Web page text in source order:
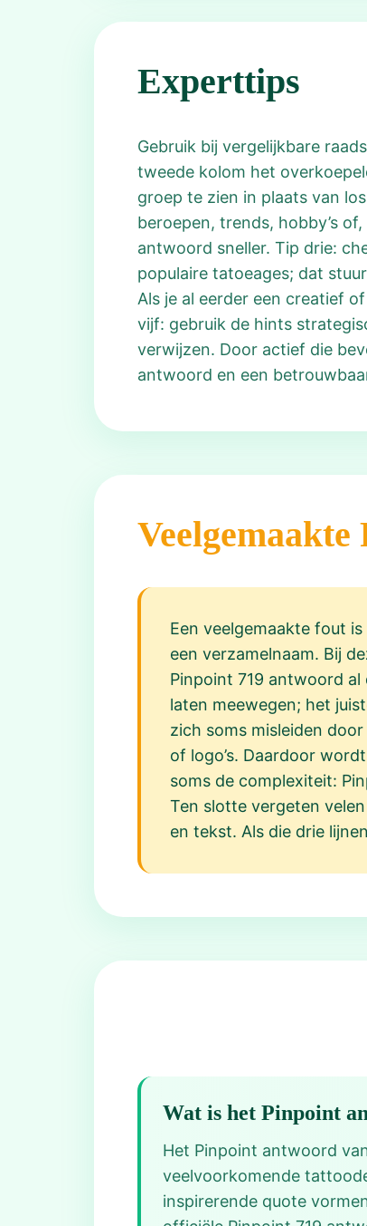
Experttips
Gebruik bij vergelijkbare
tweede kolom het
groep te zien in plaats van
beroepen, trends, hobby’s
antwoord sneller. Tip drie:
populaire tatoeages; dat
Als je al eerder een creatief
vijf: gebruik de hints
verwijzen. Door actief die
antwoord en een
Veelgemaakte
Een veelgemaakte fout
een verzamelnaam. Bij
Pinpoint 719 antwoord
laten meewegen; het
zich soms misleiden
of logo’s. Daardoor
soms de complexiteit:
Ten slotte vergeten
en tekst. Als die drie
Wat is het Pinpoint
Het Pinpoint antwoord
veelvoorkomende
inspirerende quote